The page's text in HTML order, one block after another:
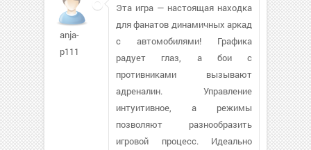
anja-
p111
Эта игра — настоящая находка
для фанатов динамичных аркад
с автомобилями! Графика
радует глаз, а бои с
противниками вызывают
адреналин. Управление
интуитивное, а режимы
позволяют разнообразить
игровой процесс. Идеально